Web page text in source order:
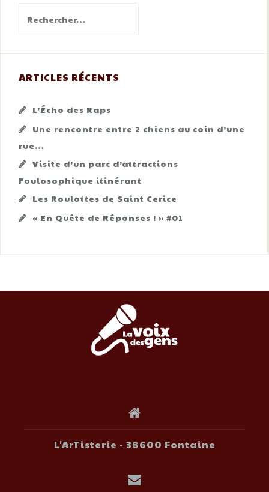
ARTICLES RÉCENTS
L’Écho des Raps
Une rencontre entre 2 chiens au coin d’une
rue…
Visite d’un parc d’attractions
Foulosophique itinérant
Les Roulottes de Saint Cerice
« En Quête de Réponses ! » #01
L'ArTisterie - 38600 Fontaine